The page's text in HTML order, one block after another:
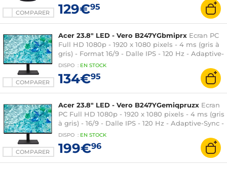
COMPARER 129€95
COMPARER
Acer 23.8" LED - Vero B247YGbmiprx Ecran PC
Full HD 1080p - 1920 x 1080 pixels - 4 ms (gris à
gris) - Format 16/9 - Dalle IPS - 120 Hz - Adaptive-
Sync - HDMI/DisplayPort/VGA - Pivot - Noir
DISPO : EN STOCK
134€95
COMPARER
Acer 23.8" LED - Vero B247YGemiqpruzx Ecran
PC Full HD 1080p - 1920 x 1080 pixels - 4 ms (gris
à gris) - 16/9 - Dalle IPS - 120 Hz - Adaptive-Sync -
HDMI/DisplayPort/USB-C - Pivot - Dock USB-C -
Ethernet - Noir
DISPO : EN STOCK
199€96